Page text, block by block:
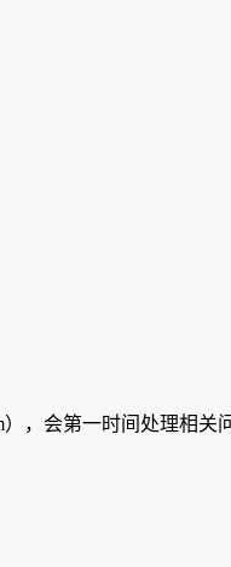
，会第一时间处理相关